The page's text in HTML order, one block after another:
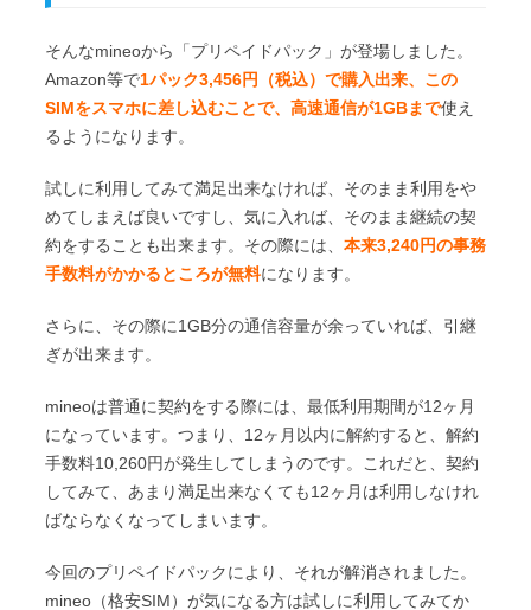
そんなmineoから「プリペイドパック」が登場しました。
Amazon等で1パック3,456円（税込）で購入出来、この
SIMをスマホに差し込むことで、高速通信が1GBまで使え
るようになります。
試しに利用してみて満足出来なければ、そのまま利用をや
めてしまえば良いですし、気に入れば、そのまま継続の契
約をすることも出来ます。その際には、 本来3,240円の事務
手数料がかかるところが無料になります。
さらに、その際に1GB分の通信容量が余っていれば、引継
ぎが出来ます。
mineoは普通に契約をする際には、最低利用期間が12ヶ月
になっています。つまり、12ヶ月以内に解約すると、解約
手数料10,260円が発生してしまうのです。これだと、契約
してみて、あまり満足出来なくても12ヶ月は利用しなけれ
ばならなくなってしまいます。
今回のプリペイドパックにより、それが解消されました。
mineo（格安SIM）が気になる方は試しに利用してみてか